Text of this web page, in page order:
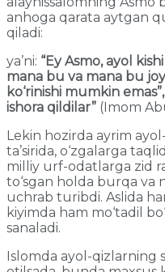
anhoga qarata aytgan
qiladi:
ya’ni: “Ey Asmo, ayol
mana bu va mana bu
ko‘rinishi mumkin
ishora qildilar” (Imom
Lekin hozirda ayrim
ta’sirida, o‘zgalarga
milliy urf-odatlarga zid
to‘sgan holda burqa va
uchrab turibdi. Aslida
kiyimda ham mo‘tadil
sanaladi.
Islomda ayol-qizlarning